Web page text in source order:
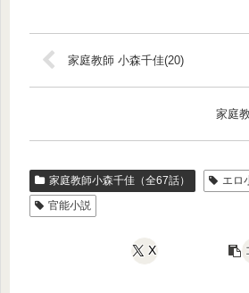
家庭教師 小森千佳(20)
家庭
家庭教師小森千佳（全67話） エロ
官能小説
X